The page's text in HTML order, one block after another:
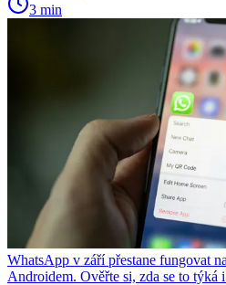
3 min
WhatsApp v září přestane fungovat
Androidem. Ověřte si, zda se to týká